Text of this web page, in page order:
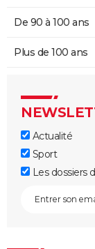
De 90 à 100 ans
Plus de 100 ans
Actualité
Sport
Les dossiers